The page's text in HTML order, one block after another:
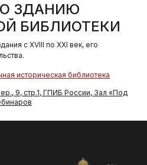
ЗДАНИЮ
БИБЛИОТЕКИ
с XVIII по XXI век, его
историческая библиотека
9, стр.1, ГПИБ России, Зал «Под